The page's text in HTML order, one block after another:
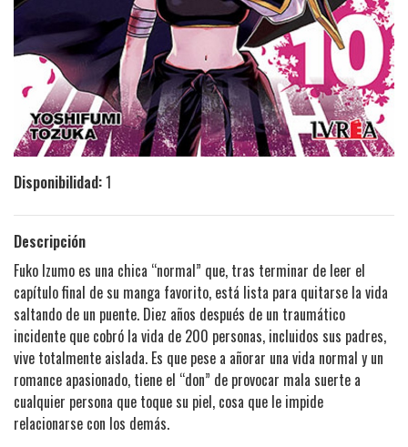
Disponibilidad:1
Descripción
Fuko Izumo es una chica “normal” que, tras terminar de leer el
capítulo final de su manga favorito, está lista para quitarse la vida
saltando de un puente. Diez años después de un traumático
incidente que cobró la vida de 200 personas, incluidos sus padres,
vive totalmente aislada. Es que pese a añorar una vida normal y un
romance apasionado, tiene el “don” de provocar mala suerte a
cualquier persona que toque su piel, cosa que le impide
relacionarse con los demás.